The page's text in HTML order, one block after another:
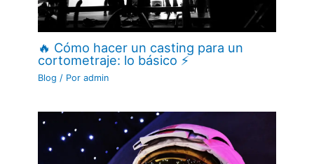
🔥 Cómo hacer un casting para un
cortometraje: lo básico ⚡
Blog / Poradmin